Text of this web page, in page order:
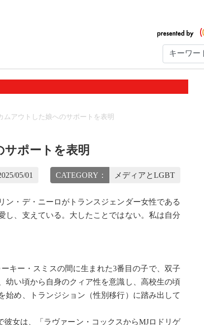
ムアウトした娘へのサポートを表明
ポートを表明
05/01 CATEGORY： メディアとLGBT
・デ・ニーロがトランスジェンダー女性である
し、支えている。大したことではない。私は自分
キー・スミスの間に生まれた3番目の子で、双子
幼い頃から自身のクィア性を意識し、高校生の頃
始め、トランジション（性別移行）に踏み出して
女は、「ラヴァーン・コックスからMJロドリゲ